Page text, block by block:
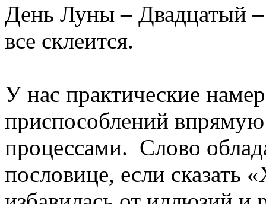
День Луны – Двадцатый –
все склеится.
У нас практические
приспособлений
процессами. Слово
пословице, если сказать